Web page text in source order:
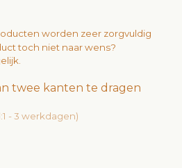
worden zeer zorgvuldig
toch niet naar wens?
twee kanten te dragen
- 3 werkdagen)